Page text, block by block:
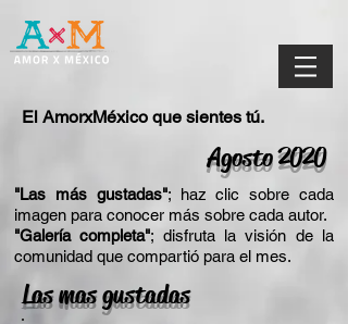
El AmorxMéxico que sientes tú.
Agosto 2020
"Las más gustadas"; haz clic sobre cada
imagen para conocer más sobre cada autor.
"Galería completa"; disfruta la visión de la
comunidad que compartió para el mes.
Las mas gustadas